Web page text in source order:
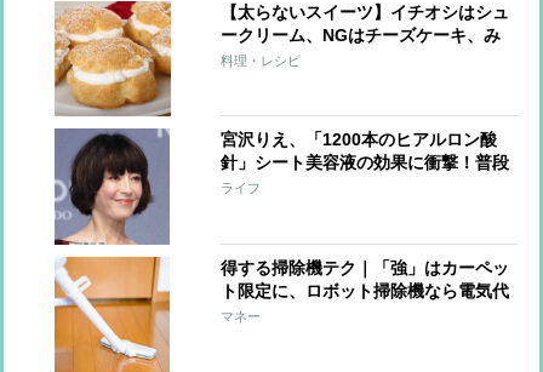
【太らないスイーツ】イチオシはシュ
ークリーム、NGはチーズケーキ、み
たらし団子
料理・レシピ
宮沢りえ、「1200本のヒアルロン酸
針」シート美容液の効果に衝撃！普段
の美容法も明かす
ライフ
得する掃除機テク｜「強」はカーペッ
ト限定に、ロボット掃除機なら電気代
4分の1
マネー